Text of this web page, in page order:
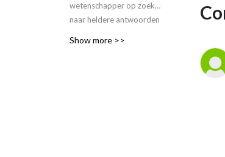
wetenschapper op zoek
naar heldere antwoorden
Show more >>